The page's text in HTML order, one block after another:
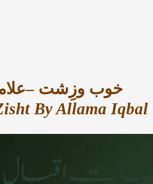
خوب وزِشت
By Allama Iqbal